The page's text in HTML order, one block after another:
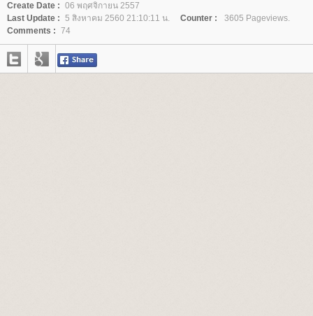
Create Date : 06 พฤศจิกายน 2557
Last Update : 5 สิงหาคม 2560 21:10:11 น. Counter :
3605 Pageviews.
Comments : 74